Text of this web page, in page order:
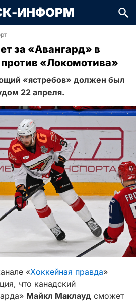
ИНФОРМ
за «Авангард» в
«Локомотива»
«ястребов» должен был
22 апреля.
«Хоккейная правда»
что канадский
Майкл Маклауд сможет